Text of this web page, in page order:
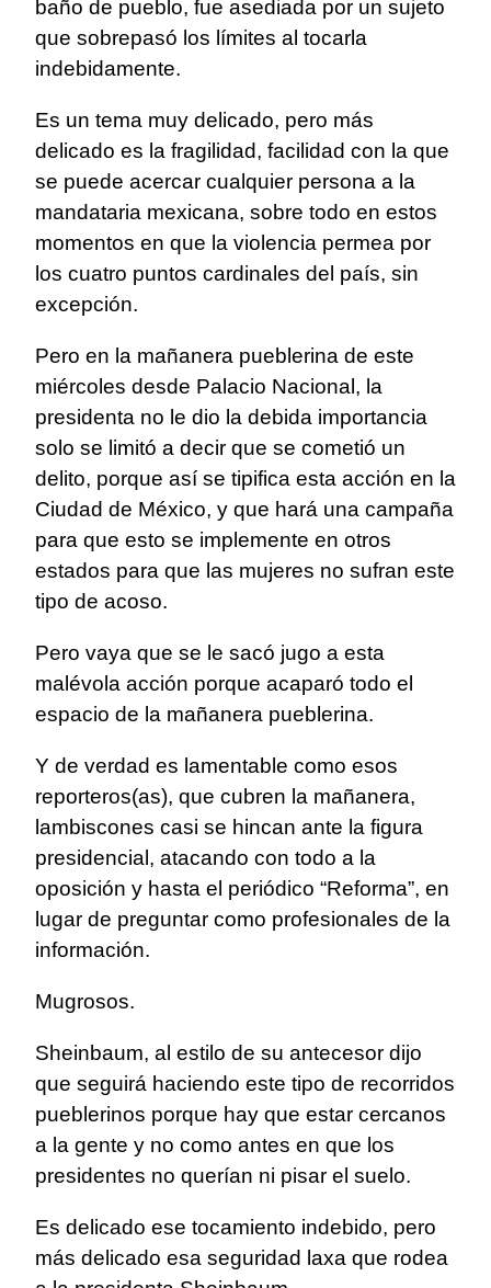
baño de pueblo, fue asediada por un sujeto
que sobrepasó los límites al tocarla
indebidamente.
Es un tema muy delicado, pero más
delicado es la fragilidad, facilidad con la que
se puede acercar cualquier persona a la
mandataria mexicana, sobre todo en estos
momentos en que la violencia permea por
los cuatro puntos cardinales del país, sin
excepción.
Pero en la mañanera pueblerina de este
miércoles desde Palacio Nacional, la
presidenta no le dio la debida importancia
solo se limitó a decir que se cometió un
delito, porque así se tipifica esta acción en la
Ciudad de México, y que hará una campaña
para que esto se implemente en otros
estados para que las mujeres no sufran este
tipo de acoso.
Pero vaya que se le sacó jugo a esta
malévola acción porque acaparó todo el
espacio de la mañanera pueblerina.
Y de verdad es lamentable como esos
reporteros(as), que cubren la mañanera,
lambiscones casi se hincan ante la figura
presidencial, atacando con todo a la
oposición y hasta el periódico “Reforma”, en
lugar de preguntar como profesionales de la
información.
Mugrosos.
Sheinbaum, al estilo de su antecesor dijo
que seguirá haciendo este tipo de recorridos
pueblerinos porque hay que estar cercanos
a la gente y no como antes en que los
presidentes no querían ni pisar el suelo.
Es delicado ese tocamiento indebido, pero
más delicado esa seguridad laxa que rodea